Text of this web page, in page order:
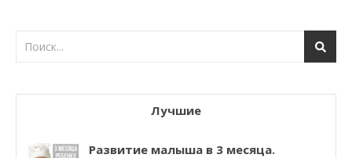
Лучшие
Развитие малыша в 3 месяца.